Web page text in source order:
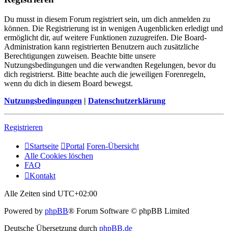
Du musst in diesem Forum registriert sein, um dich anmelden zu
können. Die Registrierung ist in wenigen Augenblicken erledigt und
ermöglicht dir, auf weitere Funktionen zuzugreifen. Die Board-
Administration kann registrierten Benutzern auch zusätzliche
Berechtigungen zuweisen. Beachte bitte unsere
Nutzungsbedingungen und die verwandten Regelungen, bevor du
dich registrierst. Bitte beachte auch die jeweiligen Forenregeln,
wenn du dich in diesem Board bewegst.
Nutzungsbedingungen | Datenschutzerklärung
Registrieren
Startseite Portal Foren-Übersicht
Alle Cookies löschen
FAQ
Kontakt
Alle Zeiten sind UTC+02:00
Powered by phpBB® Forum Software © phpBB Limited
Deutsche Übersetzung durch phpBB.de